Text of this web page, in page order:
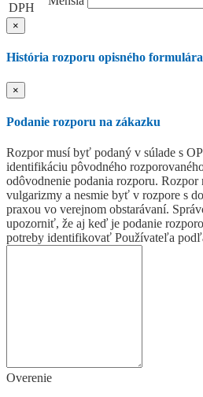
DPH
×
História rozporu opisného formulára
×
Podanie rozporu na zákazku
Rozpor musí byť podaný v súlade s
identifikáciu pôvodného
odôvodnenie podania rozporu. Rozpor
vulgarizmy a nesmie byť v rozpore s
praxou vo verejnom obstarávaní.
upozorniť, že aj keď je podanie
potreby identifikovať Používateľa
Overenie